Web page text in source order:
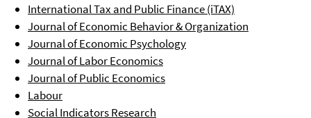
International Tax and Public Finance (iTAX)
Journal of Economic Behavior & Organization
Journal of Economic Psychology
Journal of Labor Economics
Journal of Public Economics
Labour
Social Indicators Research